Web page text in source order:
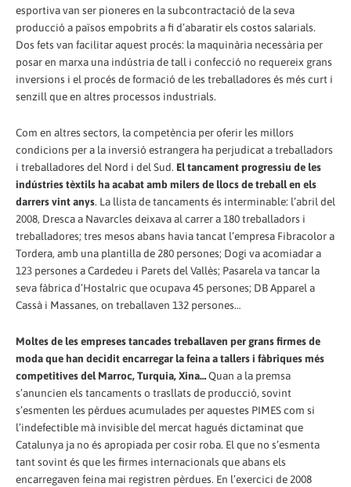
esportiva van ser pioneres en la subcontractació de la seva
producció a països empobrits a fi d’abaratir els costos salarials.
Dos fets van facilitar aquest procés: la maquinària necessària per
posar en marxa una indústria de tall i confecció no requereix grans
inversions i el procés de formació de les treballadores és més curt i
senzill que en altres processos industrials.
Com en altres sectors, la competència per oferir les millors
condicions per a la inversió estrangera ha perjudicat a treballadors
i treballadores del Nord i del Sud. El tancament progressiu de les
indústries tèxtils ha acabat amb milers de llocs de treball en els
darrers vint anys. La llista de tancaments és interminable: l’abril del
2008, Dresca a Navarcles deixava al carrer a 180 treballadors i
treballadores; tres mesos abans havia tancat l’empresa Fibracolor a
Tordera, amb una plantilla de 280 persones; Dogi va acomiadar a
123 persones a Cardedeu i Parets del Vallès; Pasarela va tancar la
seva fàbrica d’Hostalric que ocupava 45 persones; DB Apparel a
Cassà i Massanes, on treballaven 132 persones…
Moltes de les empreses tancades treballaven per grans firmes de
moda que han decidit encarregar la feina a tallers i fàbriques més
competitives del Marroc, Turquia, Xina…Quan a la premsa
s’anuncien els tancaments o trasllats de producció, sovint
s’esmenten les pèrdues acumulades per aquestes PIMES com si
l’indefectible mà invisible del mercat hagués dictaminat que
Catalunya ja no és apropiada per cosir roba. El que no s’esmenta
tant sovint és que les firmes internacionals que abans els
encarregaven feina mai registren pèrdues. En l’exercici de 2008